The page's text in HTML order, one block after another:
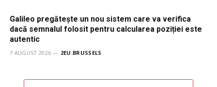
Galileo pregătește un nou sistem care va verifica
dacă semnalul folosit pentru calcularea poziției este
autentic
7 AUGUST 2026 2EU.BRUSSELS